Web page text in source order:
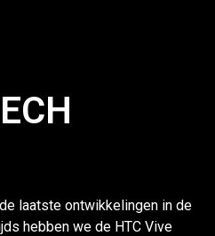
laatste ontwikkelingen in de
hebben we de HTC Vive